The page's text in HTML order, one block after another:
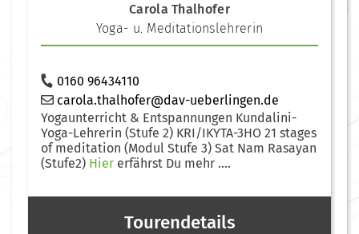
Carola Thalhofer
Yoga- u. Meditationslehrerin
0160 96434110
carola.thalhofer@dav-ueberlingen.de
Yogaunterricht & Entspannungen Kundalini-
Yoga-Lehrerin (Stufe 2) KRI/IKYTA-3HO 21 stages
of meditation (Modul Stufe 3) Sat Nam Rasayan
(Stufe2) Hier erfährst Du mehr ....
Tourendetails